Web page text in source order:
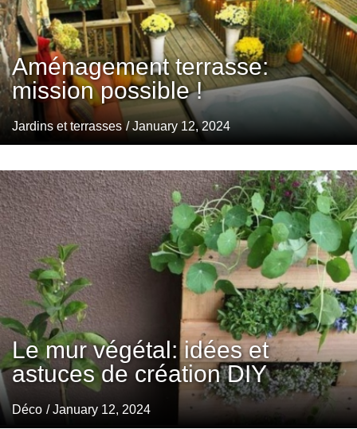
Aménagement terrasse:
mission possible !
Jardins et terrasses / January 12, 2024
Le mur végétal: idées et
astuces de création DIY
Déco / January 12, 2024